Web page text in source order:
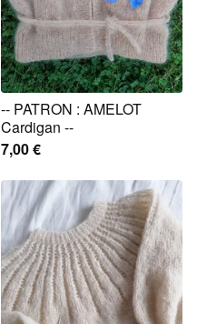
-- PATRON : AMELOT
Cardigan --
7,00€